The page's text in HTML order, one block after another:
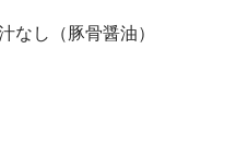
なし（豚骨醤油）